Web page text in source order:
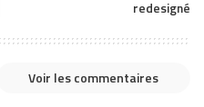
redesigné
Voir les commentaires